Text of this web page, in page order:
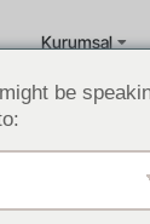
Kurumsal
Sektörü
be